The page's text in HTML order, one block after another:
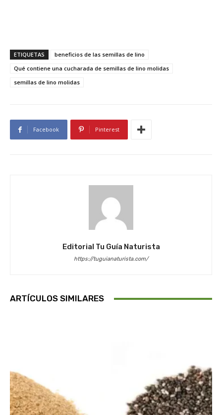
ETIQUETAS
beneficios de las semillas de lino
Qué contiene una cucharada de semillas de lino molidas
semillas de lino molidas
Facebook Pinterest
Editorial Tu Guía Naturista
https://tuguianaturista.com/
ARTÍCULOS SIMILARES